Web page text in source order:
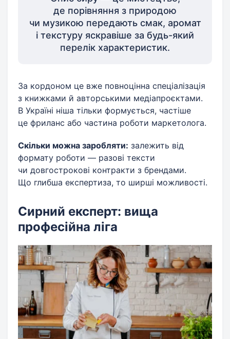
де порівняння з природою
чи музикою передають смак, аромат
і текстуру яскравіше за будь-який
перелік характеристик.
За кордоном це вже повноцінна спеціалізація
з книжками й авторськими медіапроєктами.
В Україні ніша тільки формується, частіше
це фриланс або частина роботи маркетолога.
Скільки можна заробляти: залежить від
формату роботи — разові тексти
чи довгострокові контракти з брендами.
Що глибша експертиза, то ширші можливості.
Сирний експерт: вища
професійна ліга